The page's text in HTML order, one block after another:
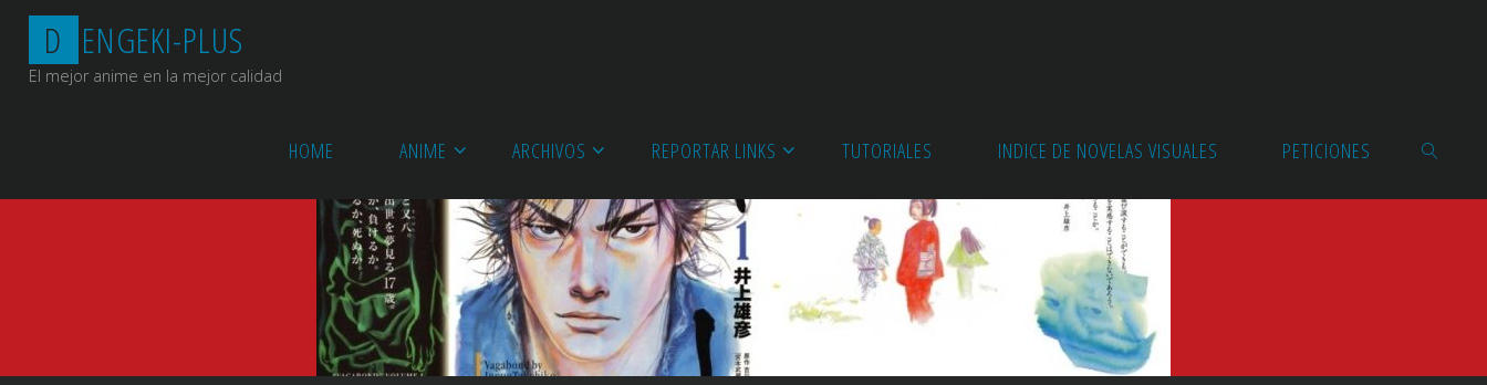
Saltar
contenido
D ENGEKI-PLUS
El mejor anime en la mejor calidad
HOME ANIME ARCHIVOS REPORTAR LINKS TUTORIALES INDICE DE NOVELAS VISUALES PETICIONES